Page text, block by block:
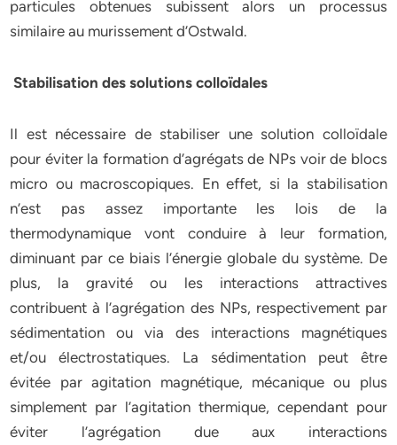
particules obtenues subissent alors un processus
similaire au murissement d’Ostwald.
Stabilisation des solutions colloïdales
Il est nécessaire de stabiliser une solution colloïdale
pour éviter la formation d’agrégats de NPs voir de blocs
micro ou macroscopiques. En effet, si la stabilisation
n’est pas assez importante les lois de la
thermodynamique vont conduire à leur formation,
diminuant par ce biais l’énergie globale du système. De
plus, la gravité ou les interactions attractives
contribuent à l’agrégation des NPs, respectivement par
sédimentation ou via des interactions magnétiques
et/ou électrostatiques. La sédimentation peut être
évitée par agitation magnétique, mécanique ou plus
simplement par l’agitation thermique, cependant pour
éviter l’agrégation due aux interactions